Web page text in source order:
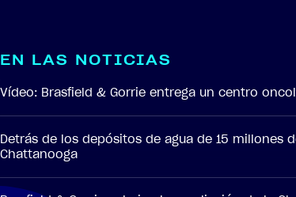
EN LAS NOTICIAS
Vídeo: Brasfield & Gorrie entrega un centro
Detrás de los depósitos de agua de 15 millones
Chattanooga